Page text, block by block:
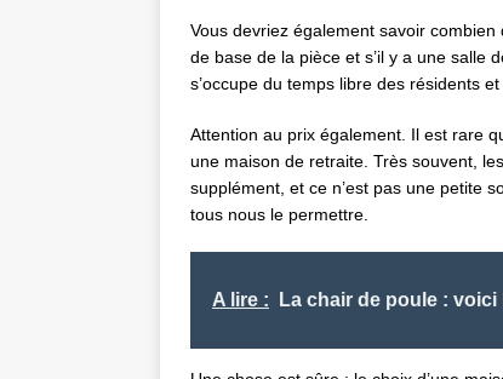
Vous devriez également savoir
de base de la pièce et s’il y a une salle
s’occupe du temps libre des résidents
Attention au prix également. Il est rare
une maison de retraite. Très souvent,
supplément, et ce n’est pas une petite
tous nous le permettre.
A lire : La chair de poule :